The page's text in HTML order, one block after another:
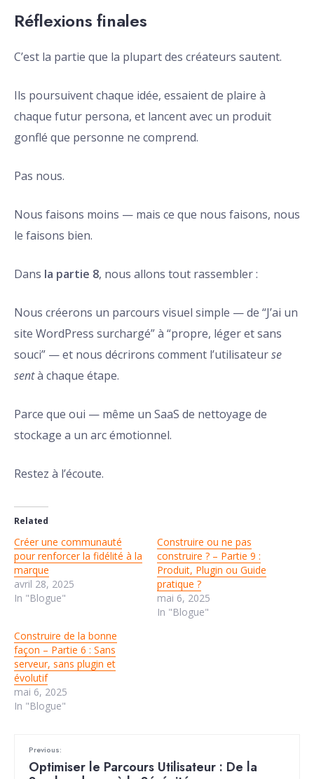
Réflexions finales
C’est la partie que la plupart des créateurs sautent.
Ils poursuivent chaque idée, essaient de plaire à
chaque futur persona, et lancent avec un produit
gonflé que personne ne comprend.
Pas nous.
Nous faisons moins — mais ce que nous faisons, nous
le faisons bien.
Dans la partie 8, nous allons tout rassembler :
Nous créerons un parcours visuel simple — de “J’ai un
site WordPress surchargé” à “propre, léger et sans
souci” — et nous décrirons comment l’utilisateurse
sentà chaque étape.
Parce que oui — même un SaaS de nettoyage de
stockage a un arc émotionnel.
Restez à l’écoute.
Related
Créer une communauté
pour renforcer la fidélité à la
marque
avril 28, 2025
In "Blogue"
Construire ou ne pas
construire ? – Partie 9 :
Produit, Plugin ou Guide
pratique ?
mai 6, 2025
In "Blogue"
Construire de la bonne
façon – Partie 6 : Sans
serveur, sans plugin et
évolutif
mai 6, 2025
In "Blogue"
Previous:
Optimiser le Parcours Utilisateur : De la